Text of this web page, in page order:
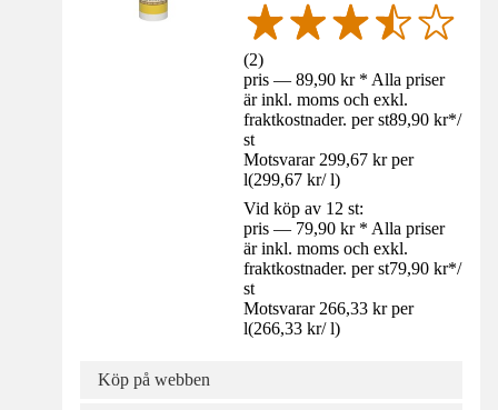
(2)
pris — 89,90 kr * Alla priser
är inkl. moms och exkl.
fraktkostnader. per st89,90 kr*/
st
Motsvarar 299,67 kr per
l(299,67 kr/ l)
Vid köp av 12 st:
pris — 79,90 kr * Alla priser
är inkl. moms och exkl.
fraktkostnader. per st79,90 kr*/
st
Motsvarar 266,33 kr per
l(266,33 kr/ l)
Köp på webben